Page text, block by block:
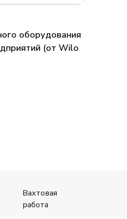
оборудования
(от Wilo
Вахтовая
работа